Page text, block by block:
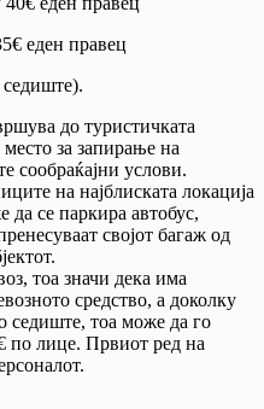
еден правец
до туристичката
за запирање на
сообраќајни услови.
на најблиската локација
да се паркира автобус,
својот багаж од
тоа значи дека има
средство, а доколку
седиште, тоа може да го
по лице. Првиот ред на